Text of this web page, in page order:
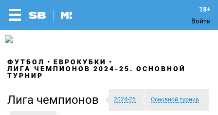
Войти
ФУТБОЛ
ЕВРОКУБКИ
ЛИГА ЧЕМПИОНОВ 2024-25. ОСНОВНОЙ
ТУРНИР
Лига чемпионов 2024-25 Основной турнир